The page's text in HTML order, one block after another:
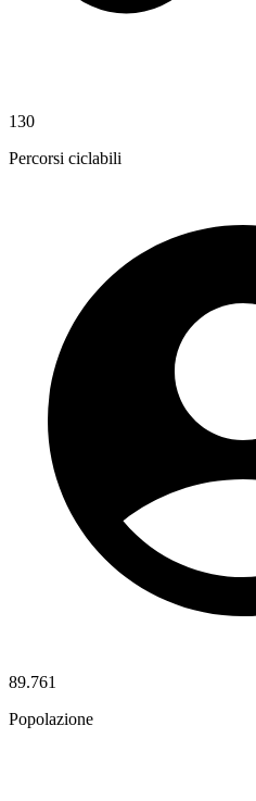
130
Percorsi ciclabili
89.761
Popolazione